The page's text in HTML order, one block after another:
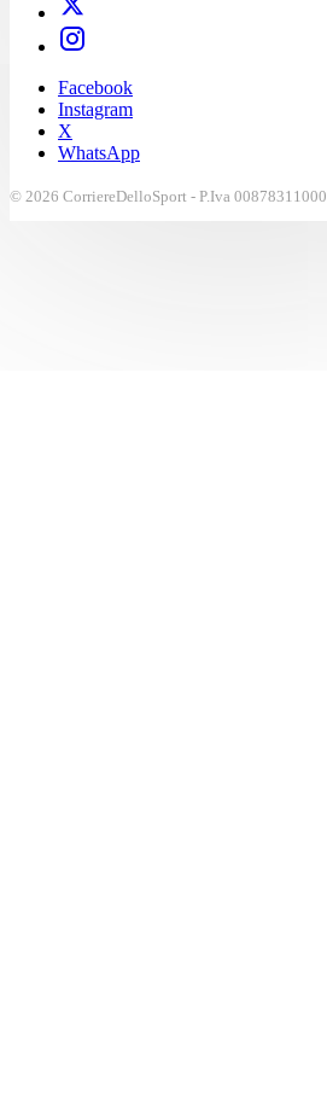
Facebook
Instagram
X
WhatsApp
© 2026 CorriereDelloSport - P.Iva 00878311000